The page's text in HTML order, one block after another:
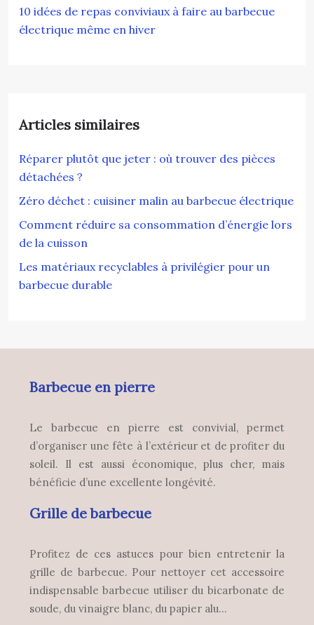
10 idées de repas conviviaux à faire au barbecue
électrique même en hiver
Articles similaires
Réparer plutôt que jeter : où trouver des pièces
détachées ?
Zéro déchet : cuisiner malin au barbecue électrique
Comment réduire sa consommation d’énergie lors
de la cuisson
Les matériaux recyclables à privilégier pour un
barbecue durable
Barbecue en pierre
Le barbecue en pierre est convivial, permet
d’organiser une fête à l’extérieur et de profiter du
soleil. Il est aussi économique, plus cher, mais
bénéficie d’une excellente longévité.
Grille de barbecue
Profitez de ces astuces pour bien entretenir la
grille de barbecue. Pour nettoyer cet accessoire
indispensable barbecue utiliser du bicarbonate de
soude, du vinaigre blanc, du papier alu…